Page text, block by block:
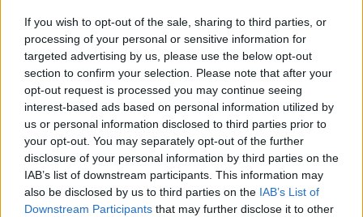
If you wish to opt-out of the sale, sharing to third parties, or
processing of your personal or sensitive information for
targeted advertising by us, please use the below opt-out
section to confirm your selection. Please note that after your
opt-out request is processed you may continue seeing
interest-based ads based on personal information utilized by
us or personal information disclosed to third parties prior to
your opt-out. You may separately opt-out of the further
disclosure of your personal information by third parties on the
IAB’s list of downstream participants. This information may
also be disclosed by us to third parties on the IAB’s List of
Downstream Participants that may further disclose it to other
Η Volkswagen παρουσιάζει το νέο
T-Roc